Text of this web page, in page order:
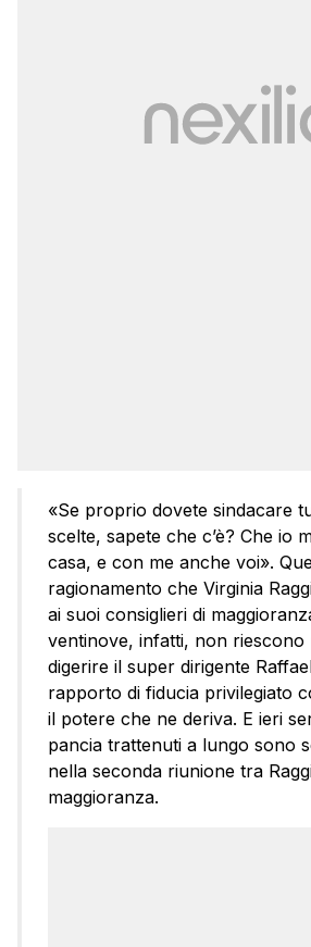
«Se proprio dovete sindacare
scelte, sapete che c’è? Che io
casa, e con me anche voi».
ragionamento che Virginia
ai suoi consiglieri di
ventinove, infatti, non
digerire il super dirigente
rapporto di fiducia privilegiato
il potere che ne deriva. E ieri
pancia trattenuti a lungo sono
nella seconda riunione tra
maggioranza.